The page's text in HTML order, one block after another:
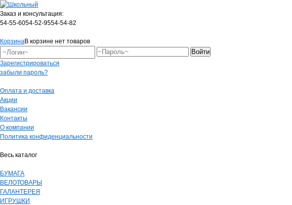
Заказ и консультация:
54-55-6054-52-9554-54-82
КорзинаВ корзине нет товаров
Зарегистрироваться
забыли пароль?
Оплата и доставка
Акции
Вакансии
Контакты
О компании
Политика конфиденциальности
Весь каталог
БУМАГА
ВЕЛОТОВАРЫ
ГАЛАНТЕРЕЯ
ИГРУШКИ